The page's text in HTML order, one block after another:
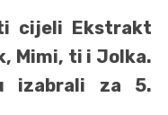
cijeli Ekstrakt
Mimi, ti i Jolka.
izabrali za 5.